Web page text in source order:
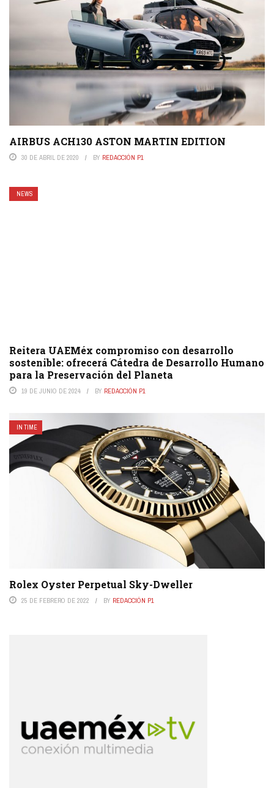
AIRBUS ACH130 ASTON MARTIN EDITION
30 DE ABRIL DE 2020 BY REDACCIÓN P1
NEWS
Reitera UAEMéx compromiso con desarrollo
sostenible: ofrecerá Cátedra de Desarrollo Humano
para la Preservación del Planeta
19 DE JUNIO DE 2024 BY REDACCIÓN P1
IN TIME
Rolex Oyster Perpetual Sky-Dweller
25 DE FEBRERO DE 2022 BY REDACCIÓN P1